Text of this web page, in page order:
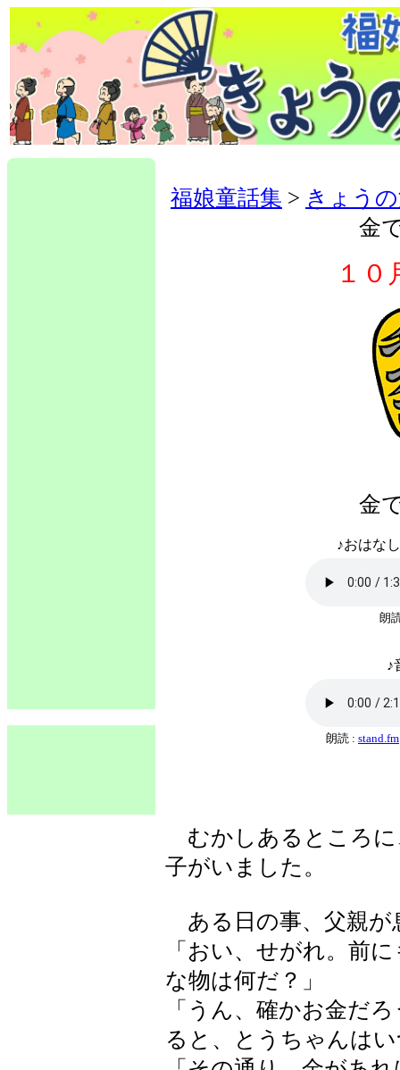
福娘童話集 > きょう
金
１０
金
♪おはな
朗
♪
朗読 : stand.fm
むかしあるところに
子がいました。
ある日の事、父親が
「おい、せがれ。前
な物は何だ？」
「うん、確かお金だ
ると、とうちゃんは